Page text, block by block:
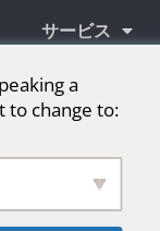
サービス
情報
a
to change to: